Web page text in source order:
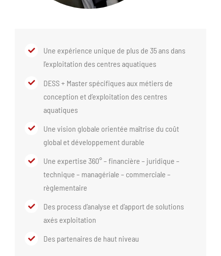
Une expérience unique de plus de 35 ans dans
l’exploitation des centres aquatiques
DESS + Master spécifiques aux métiers de
conception et d’exploitation des centres
aquatiques
Une vision globale orientée maîtrise du coût
global et développement durable
Une expertise 360° – financière – juridique –
technique – managériale – commerciale –
règlementaire
Des process d’analyse et d’apport de solutions
axés exploitation
Des partenaires de haut niveau